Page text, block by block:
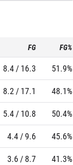
FG FG%
8.4 / 16.3 51.9%
8.2 / 17.1 48.1%
5.4 / 10.8 50.4%
4.4 / 9.6 45.6%
3.6 / 8.7 41.3%